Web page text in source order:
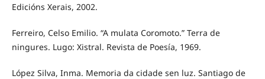
Edicións Xerais, 2002.
Ferreiro, Celso Emilio. “A mulata Coromoto.” Terra de
ningures. Lugo: Xistral. Revista de Poesía, 1969.
López Silva, Inma. Memoria da cidade sen luz. Santiago de